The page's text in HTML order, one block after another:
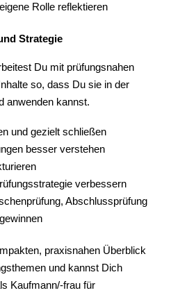
Rolle reflektieren
Strategie
Du mit prüfungsnahen
so, dass Du sie in der
anwenden kannst.
und gezielt schließen
besser verstehen
verbessern
Abschlussprüfung
praxisnahen Überblick
und kannst Dich
Kaufmann/-frau für